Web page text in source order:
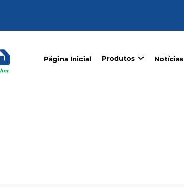
Página Inicial Produtos Notícias